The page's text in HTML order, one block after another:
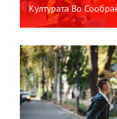
Културата Во